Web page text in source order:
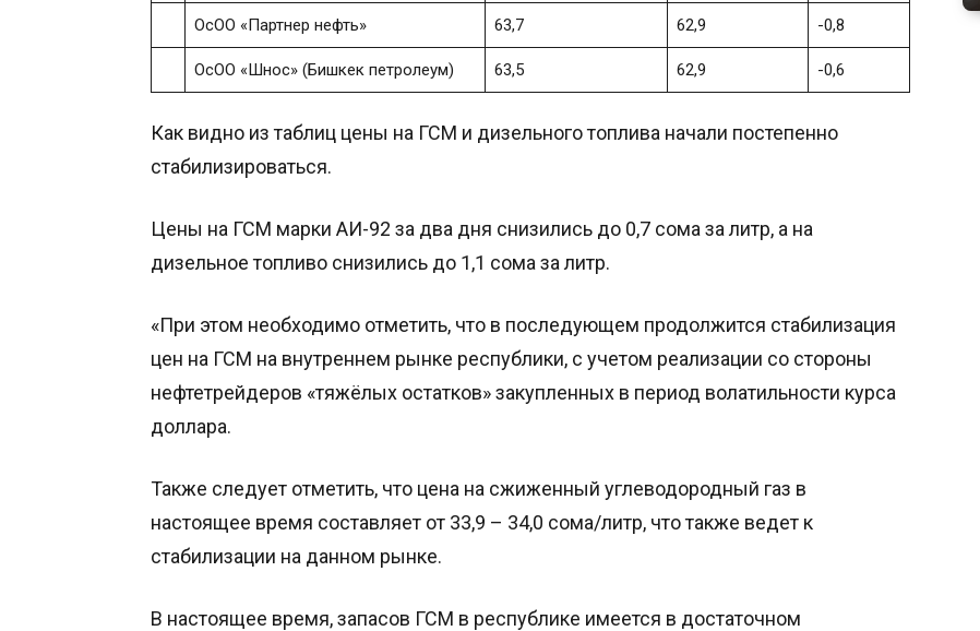
ОсОО «Партнер нефть» 63,7 62,9 -0,8
ОсОО «Шнос» (Бишкек петролеум) 63,5 62,9 -0,6
Как видно из таблиц цены на ГСМ и дизельного топлива начали постепенно
стабилизироваться.
Цены на ГСМ марки АИ-92 за два дня снизились до 0,7 сома за литр, а на
дизельное топливо снизились до 1,1 сома за литр.
«При этом необходимо отметить, что в последующем продолжится стабилизация
цен на ГСМ на внутреннем рынке республики, с учетом реализации со стороны
нефтетрейдеров «тяжёлых остатков» закупленных в период волатильности курса
доллара.
Также следует отметить, что цена на сжиженный углеводородный газ в
настоящее время составляет от 33,9 – 34,0 сома/литр, что также ведет к
стабилизации на данном рынке.
В настоящее время, запасов ГСМ в республике имеется в достаточном